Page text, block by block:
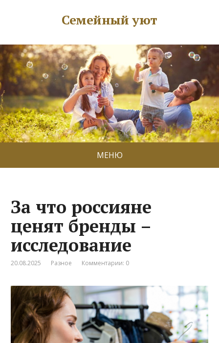
Семейный уют
МЕНЮ
За что россияне
ценят бренды –
исследование
20.08.2025 Разное Комментарии: 0